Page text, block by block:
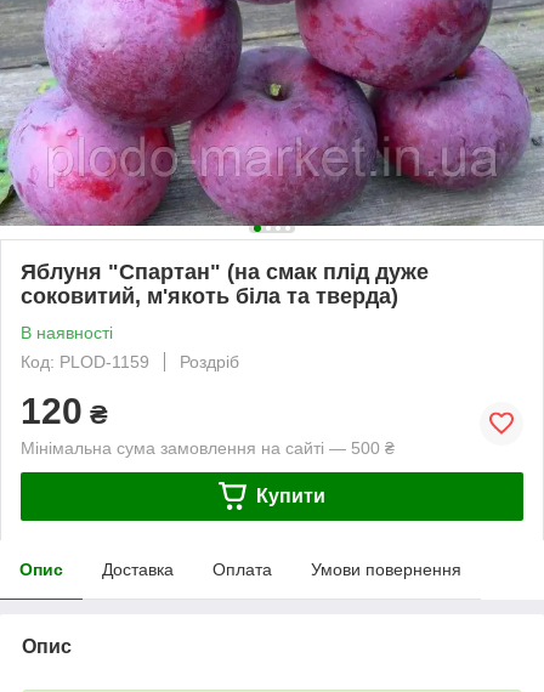
Яблуня "Спартан" (на смак плід дуже
соковитий, м'якоть біла та тверда)
В наявності
Код: PLOD-1159
Роздріб
120 ₴
Мінімальна сума замовлення на сайті — 500 ₴
Купити
Опис Доставка Оплата Умови повернення
Опис